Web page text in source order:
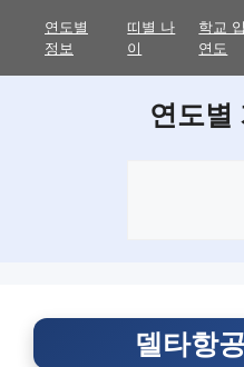
연도별
정보
띠별 나
이
학교
연도
연도별
델타항